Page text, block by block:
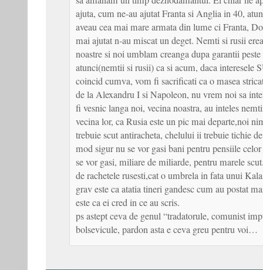
ajuta, cum ne-au ajutat Franta si Anglia in 40,
aveau cea mai mare armata din lume ci Franta,
mai ajutat n-au miscat un deget. Nemti si rusii
noastre si noi umblam creanga dupa garantii
atunci(nemtii si rusii) ca si acum, daca interesele
coincid cumva, vom fi sacrificati ca o masea
de la Alexandru I si Napoleon, nu vrem noi sa
fi vesnic langa noi, vecina noastra, au inteles
vecina lor, ca Rusia este un pic mai departe,noi
trebuie scut antiracheta, chelului ii trebuie tichie
mod sigur nu se vor gasi bani pentru pensiile
se vor gasi, miliare de miliarde, pentru marele
de rachetele rusesti,cat o umbrela in fata unui
grav este ca atatia tineri gandesc cum au postat
este ca ei cred in ce au scris.
ps astept ceva de genul “tradatorule, comunist
bolsevicule, pardon asta e ceva greu pentru voi…